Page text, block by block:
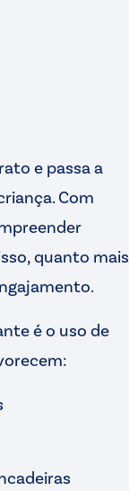
e passa a
Com
quanto mais
é o uso de